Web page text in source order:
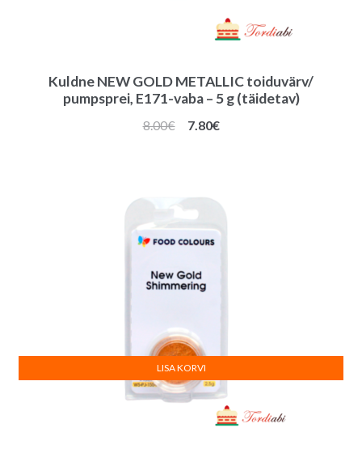
Kuldne NEW GOLD METALLIC toiduvärv/
pumpsprei, E171-vaba – 5 g (täidetav)
8.00€
Algne
7.80€Praegune
LISA KORVI